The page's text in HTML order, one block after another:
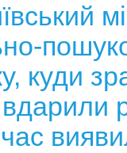
куди
вдарили